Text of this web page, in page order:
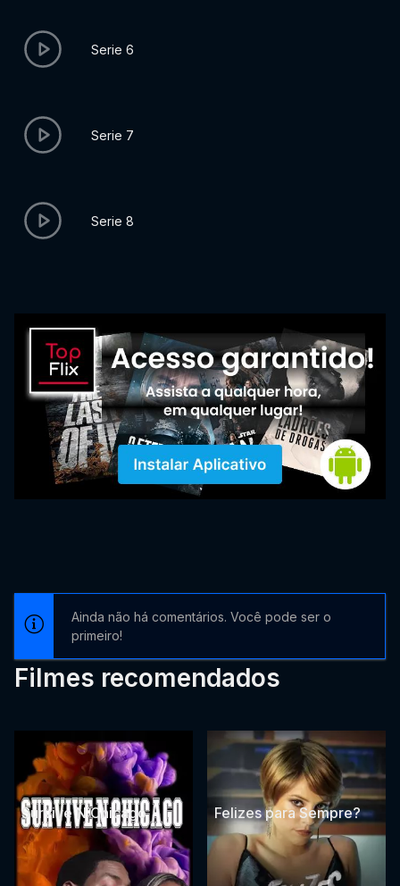
Serie 6
Serie 7
Serie 8
Ainda não há comentários. Você pode ser o
primeiro!
Filmes recomendados
Survive N Chicago Felizes para Sempre?